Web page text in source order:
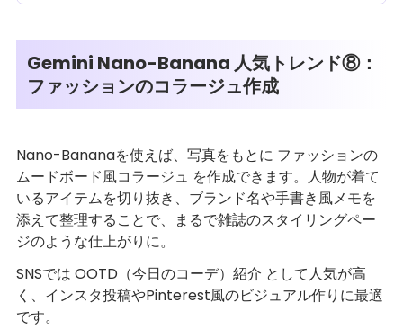
Gemini Nano-Banana 人気トレンド⑧：
ファッションのコラージュ作成
Nano-Bananaを使えば、写真をもとに ファッションの
ムードボード風コラージュ を作成できます。人物が着て
いるアイテムを切り抜き、ブランド名や手書き風メモを
添えて整理することで、まるで雑誌のスタイリングペー
ジのような仕上がりに。
SNSでは OOTD（今日のコーデ）紹介 として人気が高
く、インスタ投稿やPinterest風のビジュアル作りに最適
です。